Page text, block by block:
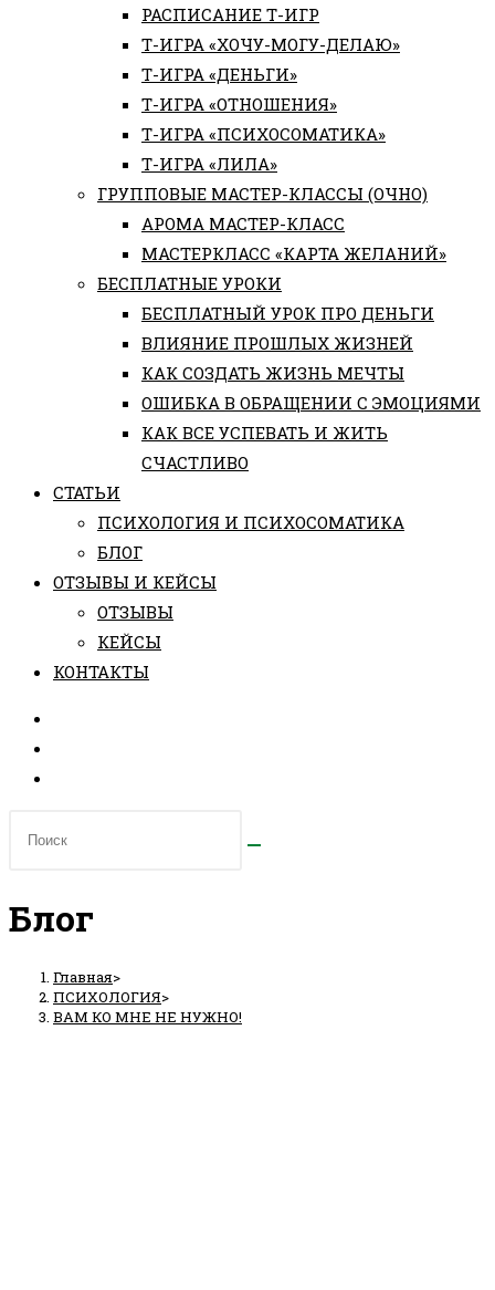
РАСПИСАНИЕ Т-ИГР
Т-ИГРА «ХОЧУ-МОГУ-ДЕЛАЮ»
Т-ИГРА «ДЕНЬГИ»
Т-ИГРА «ОТНОШЕНИЯ»
Т-ИГРА «ПСИХОСОМАТИКА»
Т-ИГРА «ЛИЛА»
ГРУППОВЫЕ МАСТЕР-КЛАССЫ (ОЧНО)
АРОМА МАСТЕР-КЛАСС
МАСТЕРКЛАСС «КАРТА ЖЕЛАНИЙ»
БЕСПЛАТНЫЕ УРОКИ
БЕСПЛАТНЫЙ УРОК ПРО ДЕНЬГИ
ВЛИЯНИЕ ПРОШЛЫХ ЖИЗНЕЙ
КАК СОЗДАТЬ ЖИЗНЬ МЕЧТЫ
ОШИБКА В ОБРАЩЕНИИ С ЭМОЦИЯМИ
КАК ВСЕ УСПЕВАТЬ И ЖИТЬ
СЧАСТЛИВО
СТАТЬИ
ПCИХОЛОГИЯ И ПСИХОСОМАТИКА
БЛОГ
ОТЗЫВЫ И КЕЙСЫ
ОТЗЫВЫ
КЕЙСЫ
КОНТАКТЫ
Блог
Главная>
ПСИХОЛОГИЯ>
ВАМ КО МНЕ НЕ НУЖНО!